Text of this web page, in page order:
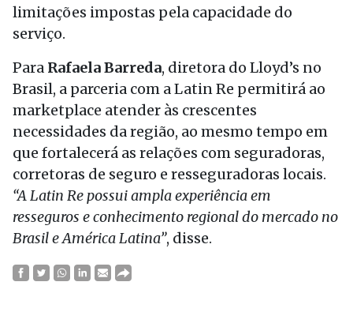
limitações impostas pela capacidade do
serviço.
Para Rafaela Barreda, diretora do Lloyd’s no
Brasil, a parceria com a Latin Re permitirá ao
marketplace atender às crescentes
necessidades da região, ao mesmo tempo em
que fortalecerá as relações com seguradoras,
corretoras de seguro e resseguradoras locais.
“A Latin Re possui ampla experiência em
resseguros e conhecimento regional do mercado no
Brasil e América Latina”, disse.